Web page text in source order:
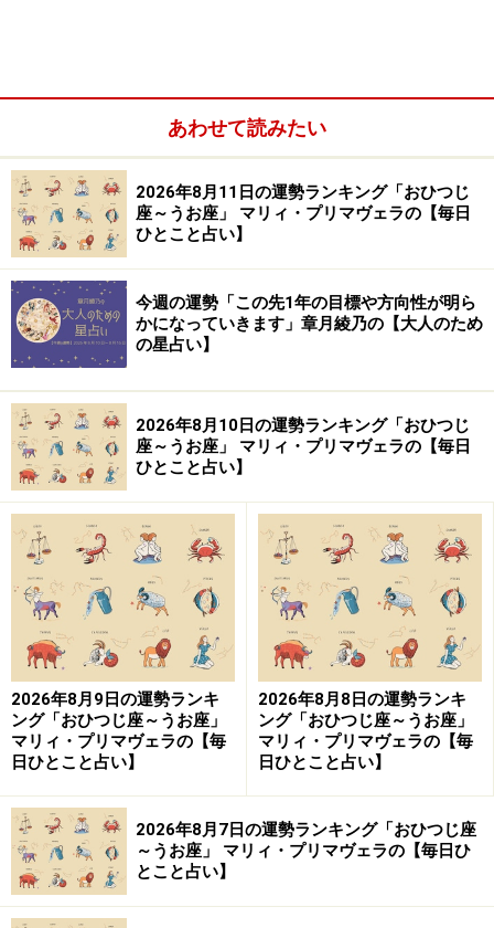
【編集部おすすめの購入サイト】
Amazonで占い関連の商品をチェック！
楽天市場で占い関連の商品をチェック！
あわせて読みたい
2026年8月11日の運勢ランキング「おひつじ
座～うお座」 マリィ・プリマヴェラの【毎日
ひとこと占い】
今週の運勢「この先1年の目標や方向性が明ら
かになっていきます」章月綾乃の【大人のため
の星占い】
2026年8月10日の運勢ランキング「おひつじ
座～うお座」 マリィ・プリマヴェラの【毎日
ひとこと占い】
2026年8月9日の運勢ランキ
ング「おひつじ座～うお座」
マリィ・プリマヴェラの【毎
日ひとこと占い】
2026年8月8日の運勢ランキ
ング「おひつじ座～うお座」
マリィ・プリマヴェラの【毎
日ひとこと占い】
2026年8月7日の運勢ランキング「おひつじ座
～うお座」 マリィ・プリマヴェラの【毎日ひ
とこと占い】